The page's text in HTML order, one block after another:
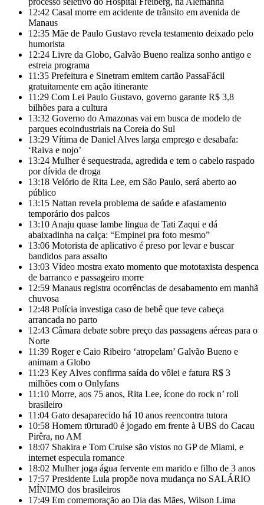
12:42 Casal morre em acidente de trânsito em avenida de
Manaus
12:35 Mãe de Paulo Gustavo revela testamento deixado pelo
humorista
12:24 Livre da Globo, Galvão Bueno realiza sonho antigo e
estreia programa
11:35 Prefeitura e Sinetram emitem cartão PassaFácil
gratuitamente em ação itinerante
11:29 Com Lei Paulo Gustavo, governo garante R$ 3,8
bilhões para a cultura
13:32 Governo do Amazonas vai em busca de modelo de
parques ecoindustriais na Coreia do Sul
13:29 Vítima de Daniel Alves larga emprego e desabafa:
‘Raiva e nojo’
13:24 Mulher é sequestrada, agredida e tem o cabelo raspado
por dívida de droga
13:18 Velório de Rita Lee, em São Paulo, será aberto ao
público
13:15 Nattan revela problema de saúde e afastamento
temporário dos palcos
13:10 Anaju quase lambe lingua de Tati Zaqui e dá
abaixadinha na calça: “Empinei pra foto mesmo”
13:06 Motorista de aplicativo é preso por levar e buscar
bandidos para assalto
13:03 Vídeo mostra exato momento que mototaxista despenca
de barranco e passageiro morre
12:59 Manaus registra ocorrências de desabamento em manhã
chuvosa
12:48 Polícia investiga caso de bebê que teve cabeça
arrancada no parto
12:43 Câmara debate sobre preço das passagens aéreas para o
Norte
11:39 Roger e Caio Ribeiro ‘atropelam’ Galvão Bueno e
animam a Globo
11:23 Key Alves confirma saída do vôlei e fatura R$ 3
milhões com o Onlyfans
11:10 Morre, aos 75 anos, Rita Lee, ícone do rock n’ roll
brasileiro
11:04 Gato desaparecido há 10 anos reencontra tutora
10:58 Homem t0rturad0 é jogado em frente à UBS do Cacau
Pirêra, no AM
18:07 Shakira e Tom Cruise são vistos no GP de Miami, e
internet especula romance
18:02 Mulher joga água fervente em marido e filho de 3 anos
17:57 Presidente Lula propõe nova mudança no SALÁRIO
MÍNIMO dos brasileiros
17:49 Em comemoração ao Dia das Mães, Wilson Lima